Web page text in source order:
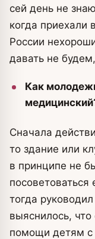
сей день не
когда приехали
России
давать не
Как
Сначала
то здание или
в принципе не
тогда
выяснилось,
помощи детям с